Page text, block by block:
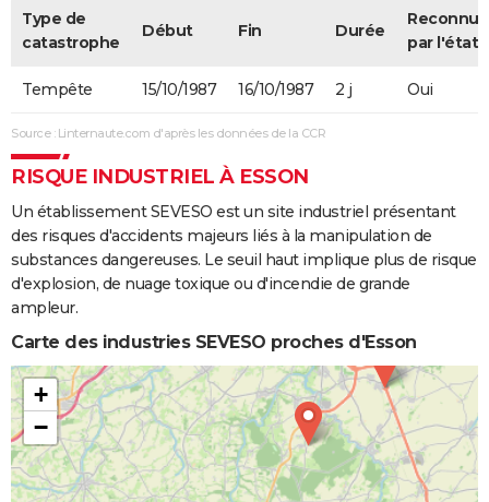
Type de
catastrophe
Début Fin Durée
Reconnue
par l'état
Tempête 15/10/1987 16/10/1987 2 j Oui
Source : Linternaute.com d'après les données de la CCR
RISQUE INDUSTRIEL À ESSON
Un établissement SEVESO est un site industriel présentant
des risques d'accidents majeurs liés à la manipulation de
substances dangereuses. Le seuil haut implique plus de risque
d'explosion, de nuage toxique ou d'incendie de grande
ampleur.
Carte des industries SEVESO proches d'Esson
+
−